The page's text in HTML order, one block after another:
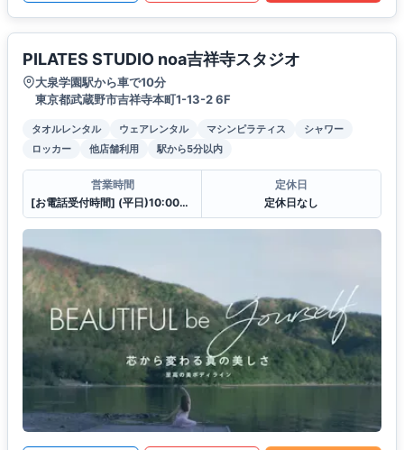
PILATES STUDIO noa吉祥寺スタジオ
大泉学園駅から車で10分
東京都武蔵野市吉祥寺本町1-13-2 6F
タオルレンタル ウェアレンタル マシンピラティス
シャワー
ロッカー
他店舗利用 駅から5分以内
営業時間
[お電話受付時間] (平日)10:00〜23:00 (土・日)10:00〜21:00
定休日
定休日なし